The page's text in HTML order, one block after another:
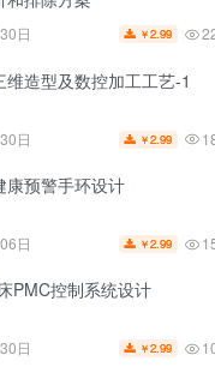
日 ￥2.99
造型及数控加工工艺-1
日 ￥2.99
康预警手环设计
日 ￥2.99
PMC控制系统设计
日 ￥2.99